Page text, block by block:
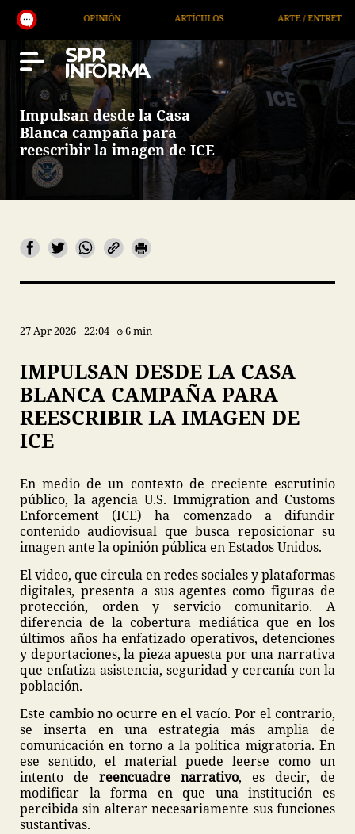
OPINIÓN ARTÍCULOS ARTE / ENTRETENIMIENTO
Impulsan desde la Casa
Blanca campaña para
reescribir la imagen de ICE
27 Apr 2026 22:04 6 min
IMPULSAN DESDE LA CASA
BLANCA CAMPAÑA PARA
REESCRIBIR LA IMAGEN DE
ICE
En medio de un contexto de creciente escrutinio
público, la agencia U.S. Immigration and Customs
Enforcement (ICE) ha comenzado a difundir
contenido audiovisual que busca reposicionar su
imagen ante la opinión pública en Estados Unidos.
El video, que circula en redes sociales y plataformas
digitales, presenta a sus agentes como figuras de
protección, orden y servicio comunitario. A
diferencia de la cobertura mediática que en los
últimos años ha enfatizado operativos, detenciones
y deportaciones, la pieza apuesta por una narrativa
que enfatiza asistencia, seguridad y cercanía con la
población.
Este cambio no ocurre en el vacío. Por el contrario,
se inserta en una estrategia más amplia de
comunicación en torno a la política migratoria. En
ese sentido, el material puede leerse como un
intento de reencuadre narrativo, es decir, de
modificar la forma en que una institución es
percibida sin alterar necesariamente sus funciones
sustantivas.